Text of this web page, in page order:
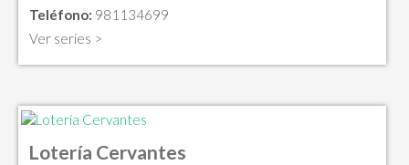
Teléfono: 981134699
Ver series >
Lotería Cervantes